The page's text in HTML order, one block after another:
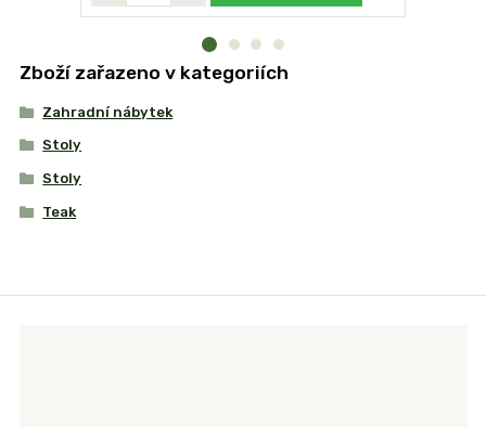
Zboží zařazeno v kategoriích
Zahradní nábytek
Stoly
Stoly
Teak